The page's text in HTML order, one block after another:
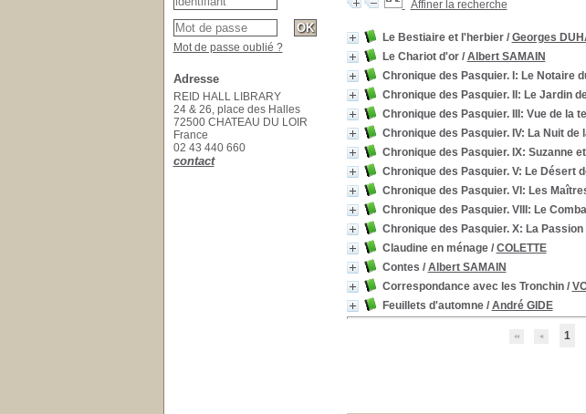
Affiner la recherche
Le Bestiaire et l'herbier/ Georges
Le Chariot d'or/ Albert SAMAIN
Chronique des Pasquier. I: Le Notaire
Chronique des Pasquier. II: Le Jardin
Chronique des Pasquier. III: Vue de la
Chronique des Pasquier. IV: La Nuit de
Chronique des Pasquier. IX: Suzanne
Chronique des Pasquier. V: Le Désert
Chronique des Pasquier. VI: Les
Chronique des Pasquier. VIII: Le
Chronique des Pasquier. X: La
Claudine en ménage/ COLETTE
Contes / Albert SAMAIN
Correspondance avec les Tronchin/
Feuillets d'automne/ André GIDE
1
Mot de passe oublié ?
Adresse
REID HALL LIBRARY
24 & 26, place des Halles
72500 CHATEAU DU LOIR
France
02 43 440 660
contact